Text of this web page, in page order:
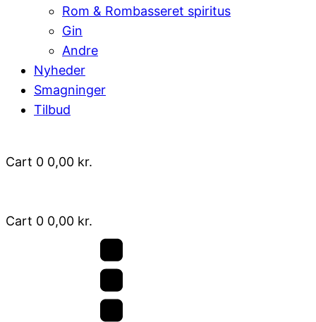
Rom & Rombasseret spiritus
Gin
Andre
Nyheder
Smagninger
Tilbud
Cart 0 0,00 kr.
Cart 0 0,00 kr.